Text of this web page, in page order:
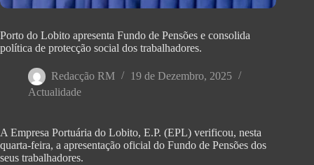
Porto do Lobito apresenta Fundo de Pensões e consolida
política de protecção social dos trabalhadores.
Redacção RM
19 de Dezembro, 2025
Actualidade
A Empresa Portuária do Lobito, E.P. (EPL) verificou, nesta
quarta-feira, a apresentação oficial do Fundo de Pensões dos
seus trabalhadores.